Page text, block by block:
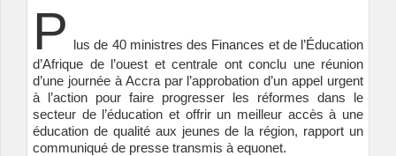
P lus de 40 ministres des Finances et de l’Éducation
d’Afrique de l’ouest et centrale ont conclu une réunion
d’une journée à Accra par l’approbation d’un appel urgent
à l’action pour faire progresser les réformes dans le
secteur de l’éducation et offrir un meilleur accès à une
éducation de qualité aux jeunes de la région, rapport un
communiqué de presse transmis à equonet.